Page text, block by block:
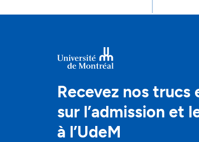
Recevez nos trucs
sur l’admission et
à l’UdeM